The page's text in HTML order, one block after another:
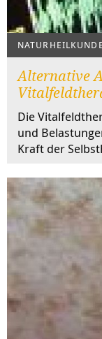
NATURHEILKUNDE
Alternative
Die
und
Kraft der